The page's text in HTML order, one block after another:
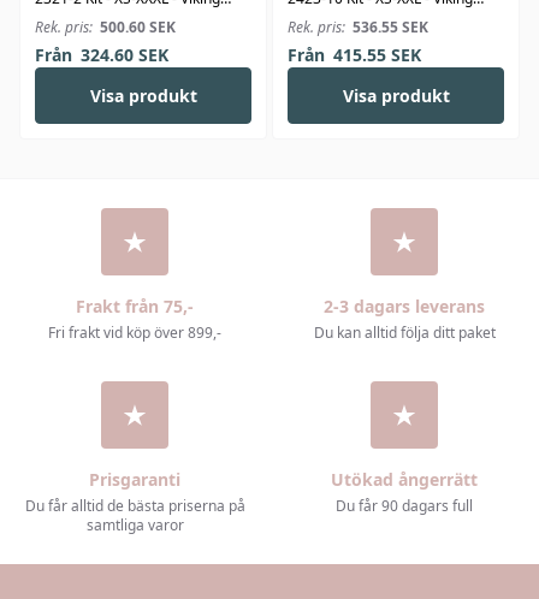
Bjørk
Rek. pris: 500.60SEK
Från 324.60SEK
Visa produkt
Linus
Rek. pris: 536.55SEK
Från 415.55SEK
Visa produkt
Frakt från 75,-
Fri frakt vid köp över 899,-
2-3 dagars leverans
Du kan alltid följa ditt paket
Prisgaranti
Du får alltid de bästa priserna på
samtliga varor
Utökad ångerrätt
Du får 90 dagars full